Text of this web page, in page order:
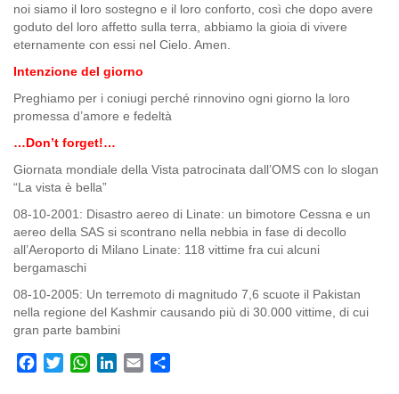
noi siamo il loro sostegno e il loro conforto, così che dopo avere
goduto del loro affetto sulla terra, abbiamo la gioia di vivere
eternamente con essi nel Cielo. Amen.
Intenzione del giorno
Preghiamo per i coniugi perché rinnovino ogni giorno la loro
promessa d’amore e fedeltà
…Don’t forget!…
Giornata mondiale della Vista patrocinata dall’OMS con lo slogan
“La vista è bella”
08-10-2001: Disastro aereo di Linate: un bimotore Cessna e un
aereo della SAS si scontrano nella nebbia in fase di decollo
all’Aeroporto di Milano Linate: 118 vittime fra cui alcuni
bergamaschi
08-10-2005: Un terremoto di magnitudo 7,6 scuote il Pakistan
nella regione del Kashmir causando più di 30.000 vittime, di cui
gran parte bambini
FacebookTwitterWhatsApp
LinkedIn
Email